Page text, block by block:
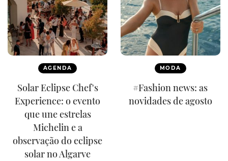
AGENDA
Solar Eclipse Chef's
Experience: o evento
que une estrelas
Michelin e a
observação do eclipse
solar no Algarve
MODA
#Fashion news: as
novidades de agosto